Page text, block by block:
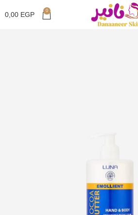
0
0,00 EGP